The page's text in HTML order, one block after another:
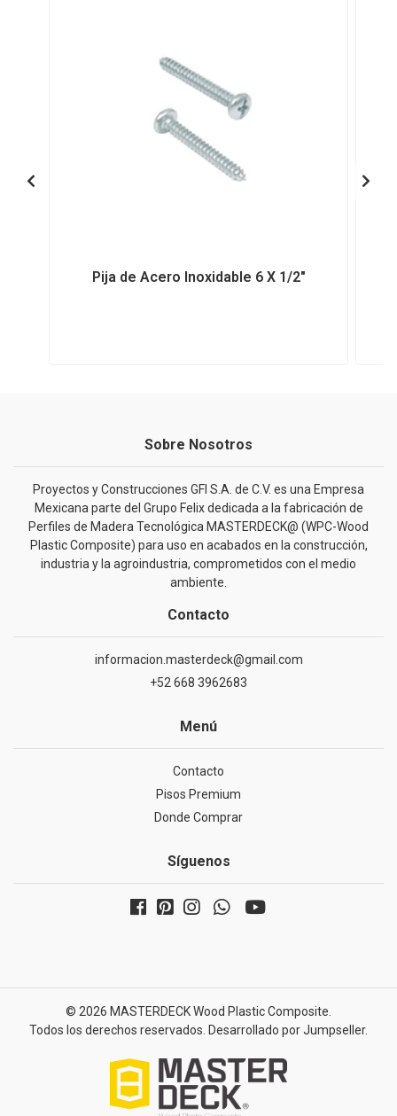
Pija de Acero Inoxidable 6 X 1/2"
Sobre Nosotros
Proyectos y Construcciones GFI S.A. de C.V. es una Empresa
Mexicana parte del Grupo Felix dedicada a la fabricación de
Perfiles de Madera Tecnológica MASTERDECK@ (WPC-Wood
Plastic Composite) para uso en acabados en la construcción,
industria y la agroindustria, comprometidos con el medio
ambiente.
Contacto
informacion.masterdeck@gmail.com
+52 668 3962683
Menú
Contacto
Pisos Premium
Donde Comprar
Síguenos
© 2026 MASTERDECK Wood Plastic Composite.
Todos los derechos reservados. Desarrollado por Jumpseller.